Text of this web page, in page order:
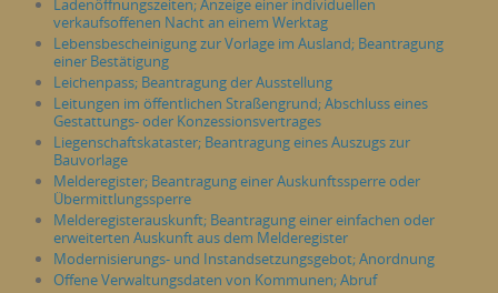
Ladenöffnungszeiten; Anzeige einer individuellen
verkaufsoffenen Nacht an einem Werktag
Lebensbescheinigung zur Vorlage im Ausland; Beantragung
einer Bestätigung
Leichenpass; Beantragung der Ausstellung
Leitungen im öffentlichen Straßengrund; Abschluss eines
Gestattungs- oder Konzessionsvertrages
Liegenschaftskataster; Beantragung eines Auszugs zur
Bauvorlage
Melderegister; Beantragung einer Auskunftssperre oder
Übermittlungssperre
Melderegisterauskunft; Beantragung einer einfachen oder
erweiterten Auskunft aus dem Melderegister
Modernisierungs- und Instandsetzungsgebot; Anordnung
Offene Verwaltungsdaten von Kommunen; Abruf